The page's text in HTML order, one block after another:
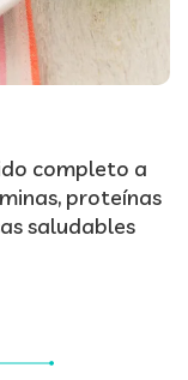
completo a
proteínas
saludables